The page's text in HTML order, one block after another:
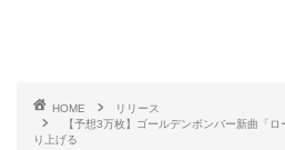
HOME
リリース
【予想3万枚】ゴールデンボンバー新曲「
り上げる